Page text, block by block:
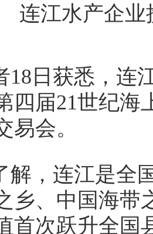
连江水产企业
18日获悉，连
四届21世纪海
易会。
解，连江是全
乡、中国海带
首次跃升全国